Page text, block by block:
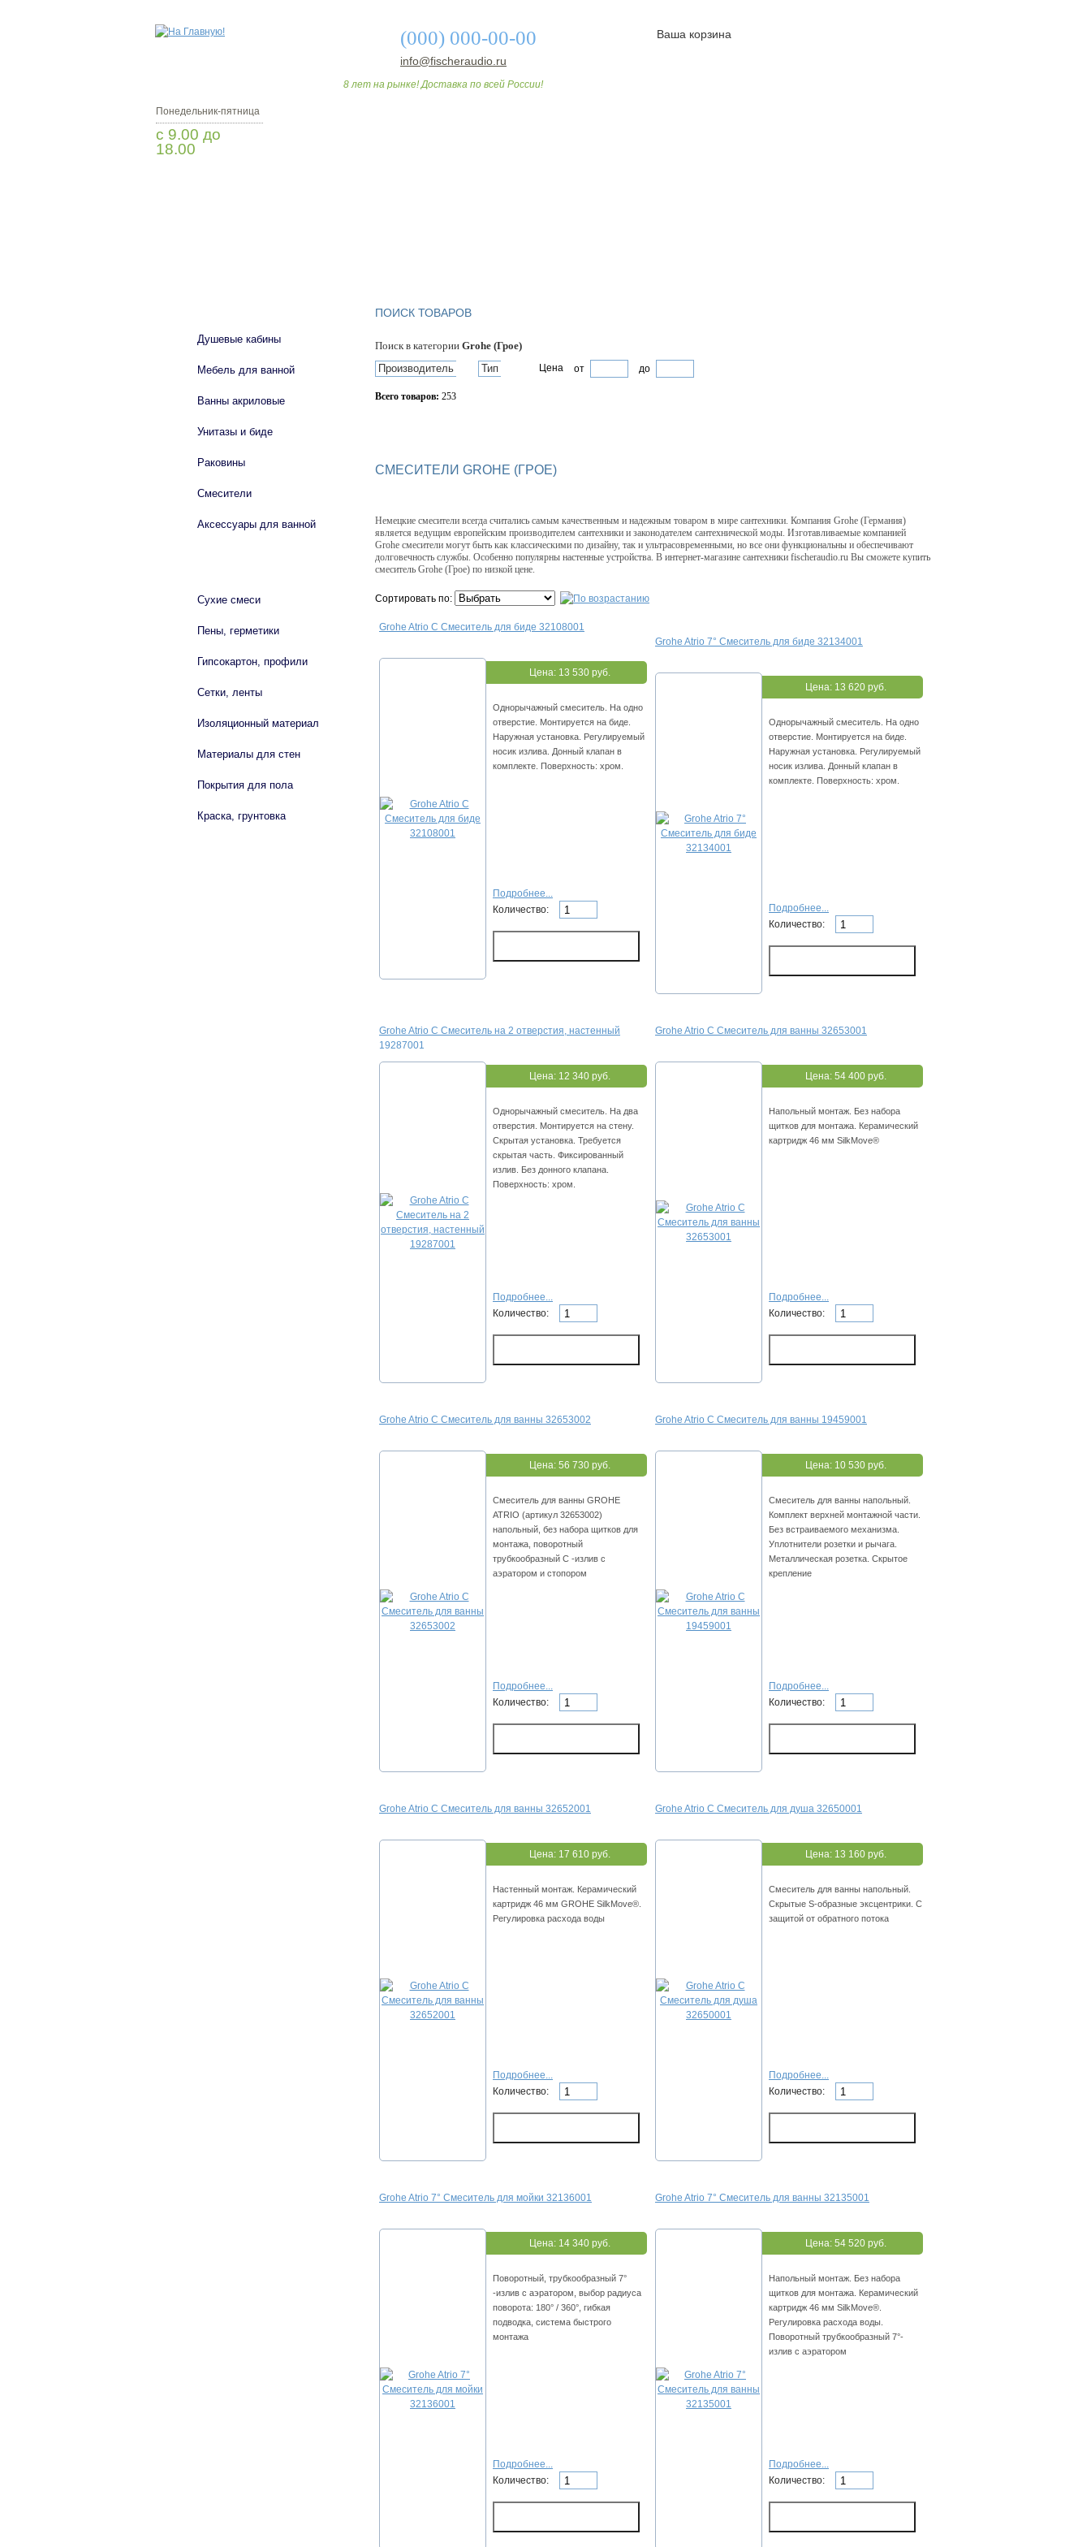
(000) 000-00-00
info@fischeraudio.ru
8 лет на рынке! Доставка по всей России!
Ваша корзина
Понедельник-пятница
с 9.00 до
18.00
ПОИСК ТОВАРОВ
Поиск в категории Grohe (Грое)
Производитель
Тип Цена от до
Всего товаров: 253
СМЕСИТЕЛИ GROHE (ГРОЕ)
Немецкие смесители всегда считались самым качественным и надежным товаром в мире сантехники. Компания Grohe (Германия)
является ведущим европейским производителем сантехники и законодателем сантехнической моды. Изготавливаемые компанией
Grohe смесители могут быть как классическими по дизайну, так и ультрасовременными, но все они функциональны и обеспечивают
долговечность службы. Особенно популярны настенные устройства. В интернет-магазине сантехники fischeraudio.ru Вы сможете купить
смеситель Grohe (Грое) по низкой цене.
Сортировать по:
Grohe Atrio С Смеситель для биде 32108001
Цена: 13 530 руб.
Однорычажный смеситель. На одно
отверстие. Монтируется на биде.
Наружная установка. Регулируемый
носик излива. Донный клапан в
комплекте. Поверхность: хром.
Подробнее...
Количество:
Grohe Atrio 7° Смеситель для биде 32134001
Цена: 13 620 руб.
Однорычажный смеситель. На одно
отверстие. Монтируется на биде.
Наружная установка. Регулируемый
носик излива. Донный клапан в
комплекте. Поверхность: хром.
Подробнее...
Количество:
Grohe Atrio С Смеситель на 2 отверстия, настенный
19287001
Цена: 12 340 руб.
Однорычажный смеситель. На два
отверстия. Монтируется на стену.
Скрытая установка. Требуется
скрытая часть. Фиксированный
излив. Без донного клапана.
Поверхность: хром.
Подробнее...
Количество:
Grohe Atrio С Смеситель для ванны 32653001
Цена: 54 400 руб.
Напольный монтаж. Без набора
щитков для монтажа. Керамический
картридж 46 мм SilkMove®
Подробнее...
Количество:
Grohe Atrio С Смеситель для ванны 32653002
Цена: 56 730 руб.
Смеситель для ванны GROHE
ATRIO (артикул 32653002)
напольный, без набора щитков для
монтажа, поворотный
трубкообразный C -излив с
аэратором и стопором
Подробнее...
Количество:
Grohe Atrio С Смеситель для ванны 19459001
Цена: 10 530 руб.
Смеситель для ванны напольный.
Комплект верхней монтажной части.
Без встраиваемого механизма.
Уплотнители розетки и рычага.
Металлическая розетка. Скрытое
крепление
Подробнее...
Количество:
Grohe Atrio С Смеситель для ванны 32652001
Цена: 17 610 руб.
Настенный монтаж. Керамический
картридж 46 мм GROHE SilkMove®.
Регулировка расхода воды
Подробнее...
Количество:
Grohe Atrio С Смеситель для душа 32650001
Цена: 13 160 руб.
Смеситель для ванны напольный.
Скрытые S-образные эксцентрики. C
защитой от обратного потока
Подробнее...
Количество:
Grohe Atrio 7° Смеситель для мойки 32136001
Цена: 14 340 руб.
Поворотный, трубкообразный 7°
-излив с аэратором, выбор радиуса
поворота: 180° / 360°, гибкая
подводка, система быстрого
монтажа
Подробнее...
Количество:
Grohe Atrio 7° Смеситель для ванны 32135001
Цена: 54 520 руб.
Напольный монтаж. Без набора
щитков для монтажа. Керамический
картридж 46 мм SilkMove®.
Регулировка расхода воды.
Поворотный трубкообразный 7°-
излив с аэратором
Подробнее...
Количество:
Душевые кабины
Мебель для ванной
Ванны акриловые
Унитазы и биде
Раковины
Смесители
Аксессуары для ванной
Сухие смеси
Пены, герметики
Гипсокартон, профили
Сетки, ленты
Изоляционный материал
Материалы для стен
Покрытия для пола
Краска, грунтовка